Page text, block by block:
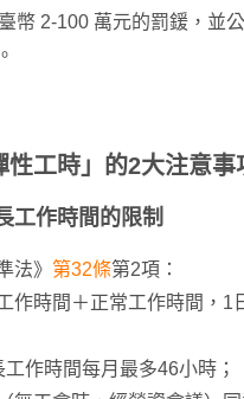
幣 2-100 萬元的罰鍰，並
性工時」的2大注意事
工作時間的限制
法》 第32條第2項：
作時間＋正常工作時間，1
作時間每月最多46小時；